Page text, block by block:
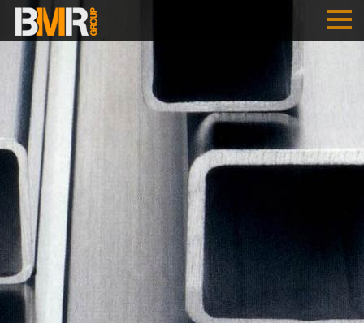
UNTERNEHMEN
SERVICE
- ÖSTERREICH
- SERBIEN
REFERENZEN
KARRIERE
ENGLISH
SRPSKI
DEUTSCH